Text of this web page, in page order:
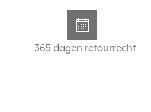
365 dagen retourrecht